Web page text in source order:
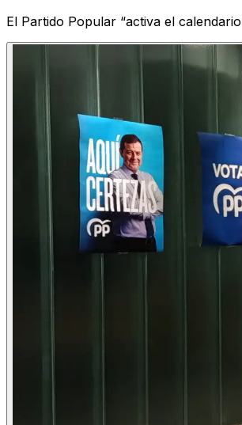
El Partido Popular “activa el